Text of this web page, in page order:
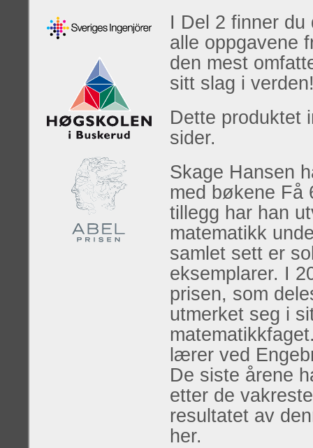
I Del 2 finner
alle oppgavene
den mest
sitt slag i
Dette produktet
sider.
Skage Hansen
med bøkene Få
tillegg har han
matematikk
samlet sett er
eksemplarer. I
prisen, som
utmerket seg i
lærer ved
De siste årene
etter de
resultatet av
her.